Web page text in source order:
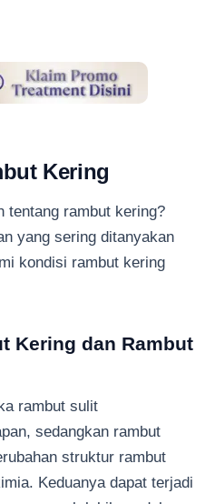
Kering
tentang rambut kering?
yang sering ditanyakan
kondisi rambut kering
Kering dan Rambut
rambut sulit
sedangkan rambut
struktur rambut
Keduanya dapat terjadi